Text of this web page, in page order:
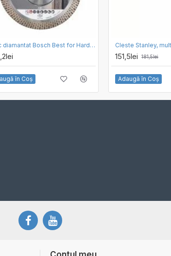
Disc diamantat Bosch Best for Hard Ceramic 125 x 1.4
în Coş
151,5lei 181,5lei
Adaugă în Coş